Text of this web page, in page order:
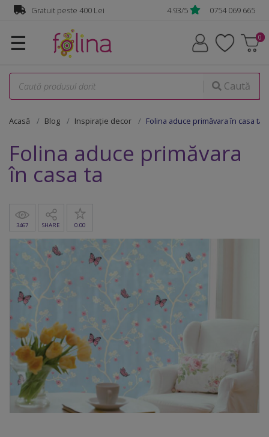
Gratuit peste 400 Lei 4.93/5 0754 069 665
☰
Caută
Acasă Blog Inspirație decor Folina aduce primăvara în casa ta
Folina aduce primăvara
în casa ta
3467 SHARE 0.00